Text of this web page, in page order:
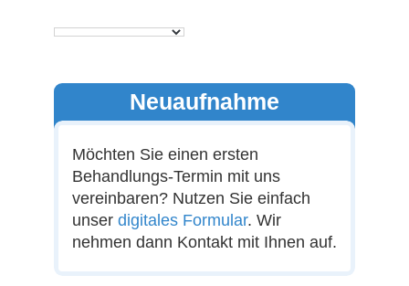
Neuaufnahme
Möchten Sie einen ersten
Behandlungs-Termin mit uns
vereinbaren? Nutzen Sie einfach
unser digitales Formular. Wir
nehmen dann Kontakt mit Ihnen auf.